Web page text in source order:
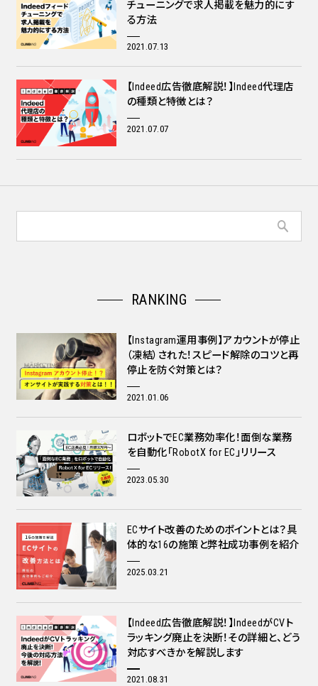
チューニングで求人掲載を魅力的にす
る方法
2021.07.13
【Indeed広告徹底解説！】Indeed代理店
の種類と特徴とは？
2021.07.07
RANKING
【Instagram運用事例】アカウントが停止
（凍結）された！スピード解除のコツと再
停止を防ぐ対策とは？
2021.01.06
ロボットでEC業務効率化！面倒な業務
を自動化「RobotX for EC」リリース
2023.05.30
ECサイト改善のためのポイントとは？具
体的な16の施策と弊社成功事例を紹介
2025.03.21
【Indeed広告徹底解説！】IndeedがCVト
ラッキング廃止を決断！その詳細と、どう
対応すべきかを解説します
2021.08.31